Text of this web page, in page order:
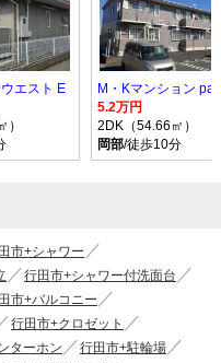
エスト E
M・Kマンション
5.2万円
2DK（54.66㎡）
岡部/徒歩10分
市+シャワー
行田市+シャワー付洗面台
市+バルコニー
行田市+クロゼット
ターホン
行田市+駐輪場